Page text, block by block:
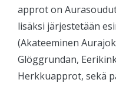
approt on
lisäksi järjestetään
(Akateeminen
Glöggrundan,
Herkkuapprot, sekä